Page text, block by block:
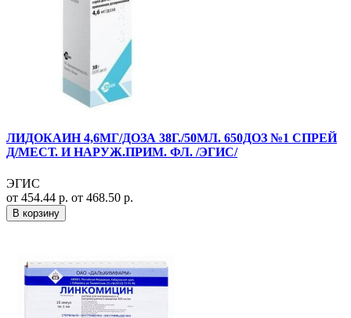
ЛИДОКАИН 4,6МГ/ДОЗА 38Г./50МЛ. 650ДОЗ №1 СПРЕЙ
Д/МЕСТ. И НАРУЖ.ПРИМ. ФЛ. /ЭГИС/
ЭГИС
от 454.44 р. от 468.50 р.
В корзину